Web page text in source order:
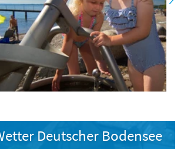
Deutscher Bodensee